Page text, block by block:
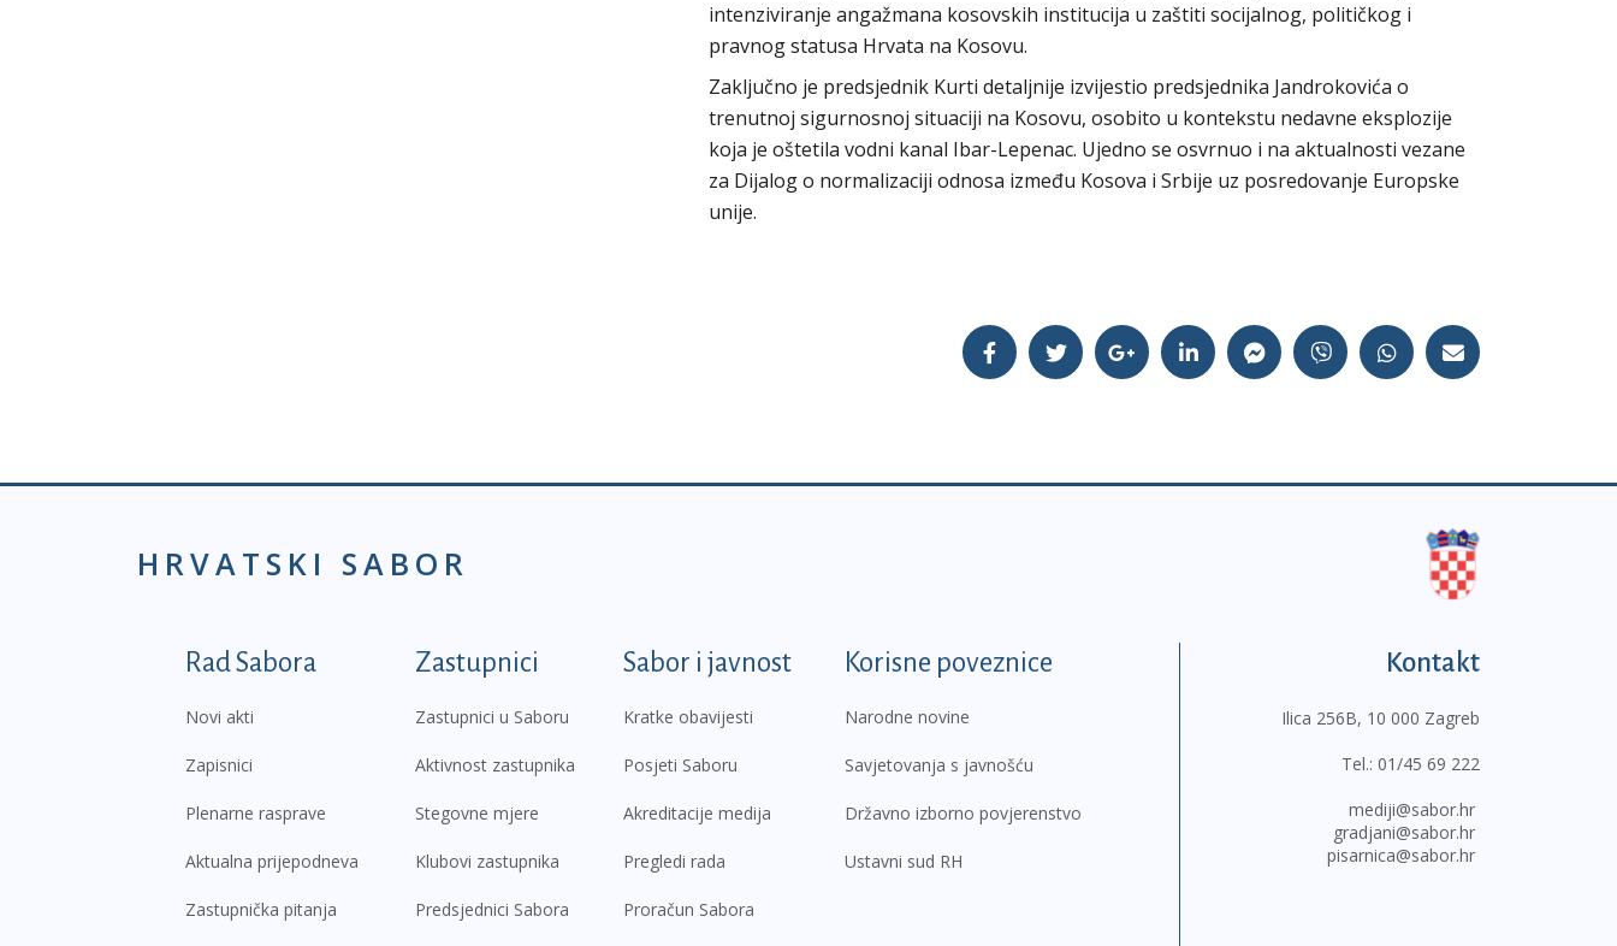
intenziviranje angažmana kosovskih institucija u zaštiti socijalnog, političkog i
pravnog statusa Hrvata na Kosovu.
Zaključno je predsjednik Kurti detaljnije izvijestio predsjednika Jandrokovića o
trenutnoj sigurnosnoj situaciji na Kosovu, osobito u kontekstu nedavne eksplozije
koja je oštetila vodni kanal Ibar-Lepenac. Ujedno se osvrnuo i na aktualnosti vezane
za Dijalog o normalizaciji odnosa između Kosova i Srbije uz posredovanje Europske
unije.
HRVATSKI SABOR
Podnožje prvi izbornik
Rad Sabora
Novi akti
Zapisnici
Plenarne rasprave
Aktualna prijepodneva
Zastupnička pitanja
Zastupnici
Zastupnici u Saboru
Aktivnost zastupnika
Stegovne mjere
Klubovi zastupnika
Predsjednici Sabora
Sabor i javnost
Kratke obavijesti
Posjeti Saboru
Akreditacije medija
Pregledi rada
Proračun Sabora
Korisne poveznice
Narodne novine
Savjetovanja s javnošću
Državno izborno povjerenstvo
Ustavni sud RH
Kontakt
Ilica 256B, 10 000 Zagreb
Tel.: 01/45 69 222
mediji@sabor.hr
gradjani@sabor.hr
pisarnica@sabor.hr